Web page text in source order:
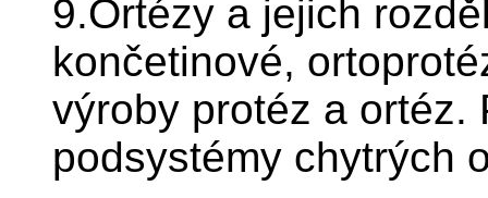
9.Ortézy a jejich
končetinové,
výroby protéz a ortéz.
podsystémy chytrých